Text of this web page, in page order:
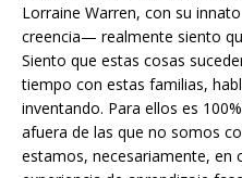
Lorraine Warren, con su
creencia— realmente siento
Siento que estas cosas
tiempo con estas familias,
inventando. Para ellos es
afuera de las que no somos
estamos, necesariamente, en